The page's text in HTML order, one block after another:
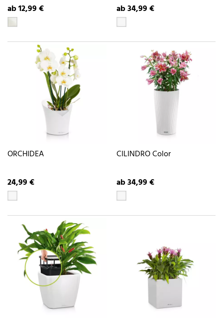
ab 12,99 €
ab 34,99 €
ORCHIDEA
24,99 €
CILINDRO Color
ab 34,99 €